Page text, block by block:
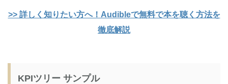
>> 詳しく知りたい方へ！Audibleで無料で本を聴く方法を
徹底解説
KPIツリー サンプル